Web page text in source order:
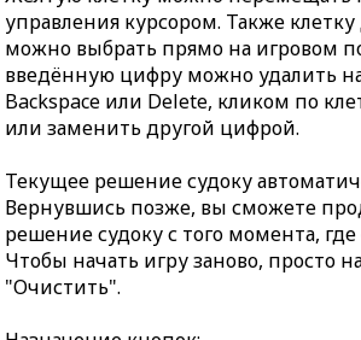
управления курсором. Также
можно выбрать прямо на игровом
введённую цифру можно удалить
Backspace или Delete, кликом по
или заменить другой цифрой.
Текущее решение судоку
Вернувшись позже, вы сможете
решение судоку с того момента, где
Чтобы начать игру заново, просто
"Очистить".